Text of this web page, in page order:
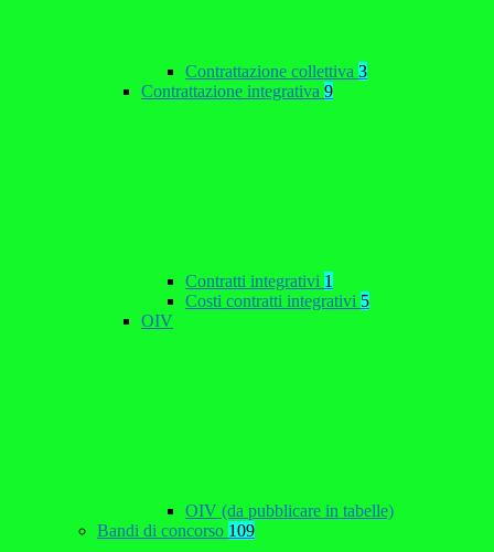
Contrattazione collettiva 3
Contrattazione integrativa 9
Contratti integrativi 1
Costi contratti integrativi 5
OIV
OIV (da pubblicare in tabelle)
Bandi di concorso 109